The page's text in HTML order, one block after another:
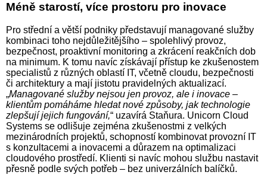
Méně starostí, více prostoru pro inovace
Pro střední a větší podniky představují managované služby
kombinaci toho nejdůležitějšího – spolehlivý provoz,
bezpečnost, proaktivní monitoring a zkrácení reakčních dob
na minimum. K tomu navíc získávají přístup ke zkušenostem
specialistů z různých oblastí IT, včetně cloudu, bezpečnosti
či architektury a mají jistotu pravidelných aktualizací.
„Managované služby nejsou jen provoz, ale i inovace –
klientům pomáháme hledat nové způsoby, jak technologie
zlepšují jejich fungování,“ uzavírá Staňura. Unicorn Cloud
Systems se odlišuje zejména zkušenostmi z velkých
mezinárodních projektů, schopností kombinovat provozní IT
s konzultacemi a inovacemi a důrazem na optimalizaci
cloudového prostředí. Klienti si navíc mohou službu nastavit
přesně podle svých potřeb – bez univerzálních balíčků.